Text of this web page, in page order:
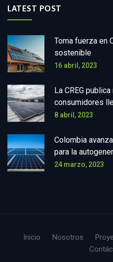
LATEST POST
Toma fuerza en
sostenible
16 abril, 2023
La CREG
consumidores
8 abril, 2023
Colombia
para la
24 marzo, 2023
Inicio Nosotros